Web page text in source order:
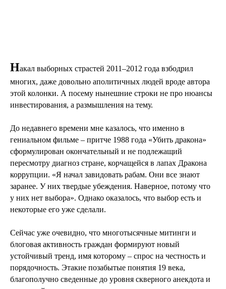
Накал выборных страстей 2011–2012 года взбодрил
многих, даже довольно аполитичных людей вроде автора
этой колонки. А посему нынешние строки не про нюансы
инвестирования, а размышления на тему.
До недавнего времени мне казалось, что именно в
гениальном фильме – притче 1988 года «Убить дракона»
сформулирован окончательный и не подлежащий
пересмотру диагноз стране, корчащейся в лапах Дракона
коррупции. «Я начал завидовать рабам. Они все знают
заранее. У них твердые убеждения. Наверное, потому что
у них нет выбора». Однако оказалось, что выбор есть и
некоторые его уже сделали.
Сейчас уже очевидно, что многотысячные митинги и
блоговая активность граждан формируют новый
устойчивый тренд, имя которому – спрос на честность и
порядочность. Этакие позабытые понятия 19 века,
благополучно сведенные до уровня скверного анекдота и